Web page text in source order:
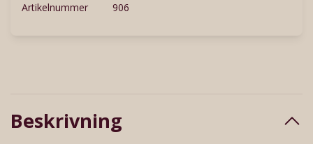
Artikelnummer 906
Beskrivning